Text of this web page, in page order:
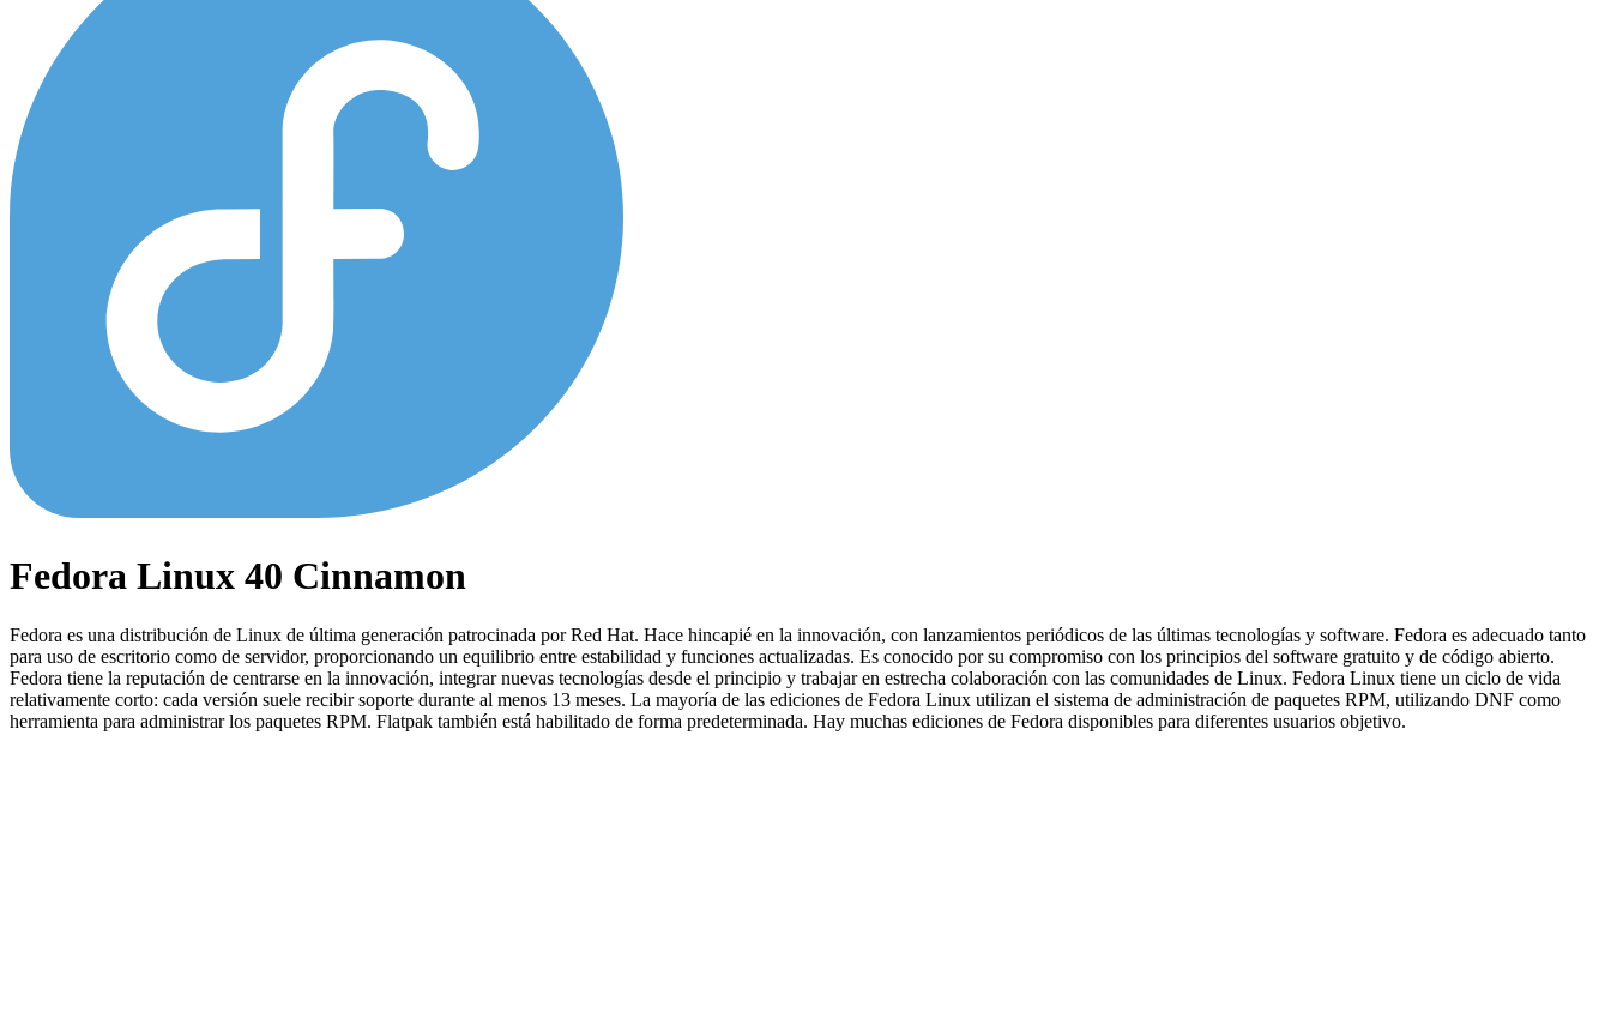
Fedora Linux 40 Cinnamon
Fedora es una distribución de Linux de última generación patrocinada por Red Hat. Hace hincapié en la innovación, con lanzamientos periódicos de las últimas tecnologías y software. Fedora es adecuado tanto
para uso de escritorio como de servidor, proporcionando un equilibrio entre estabilidad y funciones actualizadas. Es conocido por su compromiso con los principios del software gratuito y de código abierto.
Fedora tiene la reputación de centrarse en la innovación, integrar nuevas tecnologías desde el principio y trabajar en estrecha colaboración con las comunidades de Linux. Fedora Linux tiene un ciclo de vida
relativamente corto: cada versión suele recibir soporte durante al menos 13 meses. La mayoría de las ediciones de Fedora Linux utilizan el sistema de administración de paquetes RPM, utilizando DNF como
herramienta para administrar los paquetes RPM. Flatpak también está habilitado de forma predeterminada. Hay muchas ediciones de Fedora disponibles para diferentes usuarios objetivo.